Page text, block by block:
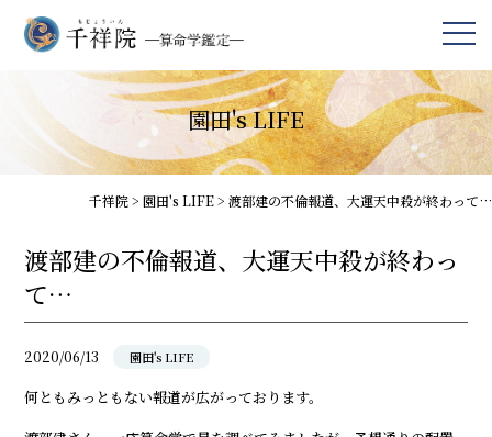
園田's LIFE
千祥院> 園田's LIFE> 渡部建の不倫報道、大運天中殺が終わって…
渡部建の不倫報道、大運天中殺が終わっ
て…
2020/06/13 園田's LIFE
何ともみっともない報道が広がっております。